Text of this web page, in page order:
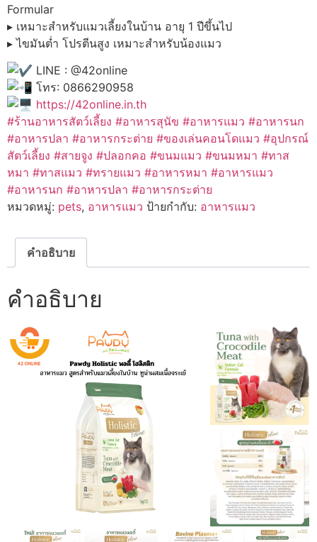
Formular
▸ เหมาะสำหรับแมวเลี้ยงในบ้าน อายุ 1 ปีขึ้นไป
▸ ไขมันต่ำ โปรตีนสูง เหมาะสำหรับน้องแมว
LINE : @42online
โทร: 0866290958
https://42online.in.th
#ร้านอาหารสัตว์เลี้ยง #อาหารสุนัข #อาหารแมว #อาหารนก
#อาหารปลา #อาหารกระต่าย #ของเล่นคอนโดแมว #อุปกรณ์
สัตว์เลี้ยง #สายจูง #ปลอกคอ #ขนมแมว #ขนมหมา #ทาส
หมา #ทาสแมว #ทรายแมว #อาหารหมา #อาหารแมว
#อาหารนก #อาหารปลา #อาหารกระต่าย
หมวดหมู่: pets, อาหารแมว ป้ายกำกับ: อาหารแมว
คำอธิบาย
คำอธิบาย